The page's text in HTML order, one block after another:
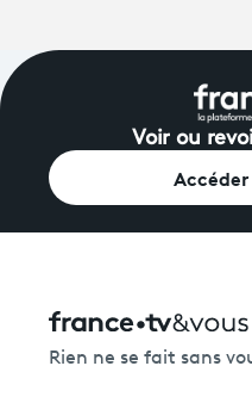
Voir ou
Rien ne se fait sans